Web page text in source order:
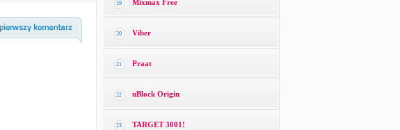
19 Mixmax Free
20 Viber
21 Praat
22 uBlock Origin
23 TARGET 3001!